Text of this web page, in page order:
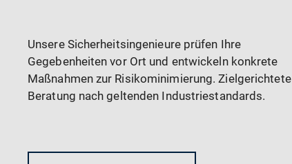
Unsere Sicherheitsingenieure prüfen Ihre
Gegebenheiten vor Ort und entwickeln konkrete
Maßnahmen zur Risikominimierung. Zielgerichtete
Beratung nach geltenden Industriestandards.